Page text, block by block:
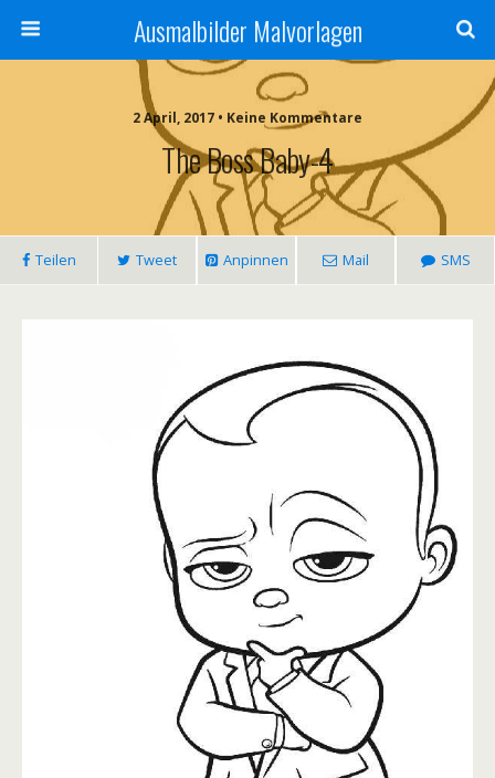
Ausmalbilder Malvorlagen
2 April, 2017 • Keine Kommentare
The Boss Baby-4
Teilen Tweet Anpinnen Mail SMS